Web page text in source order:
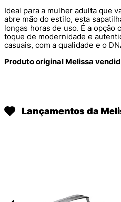
Ideal para a mulher adulta que
abre mão do estilo, esta
longas horas de uso. É a opção
toque de modernidade e
casuais, com a qualidade e o
Produto original Melissa
Lançamentos da